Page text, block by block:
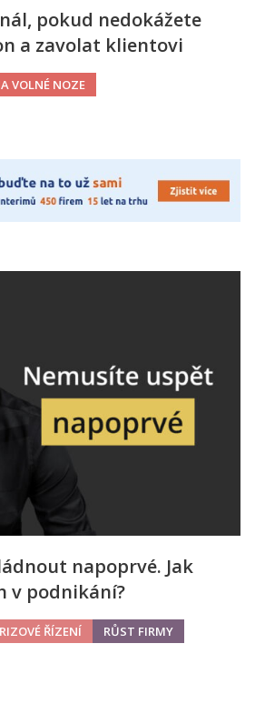
pokud nedokážete
a zavolat klientovi
VOLNÉ NOZE
napoprvé. Jak
v podnikání?
ŘÍZENÍ RŮST FIRMY